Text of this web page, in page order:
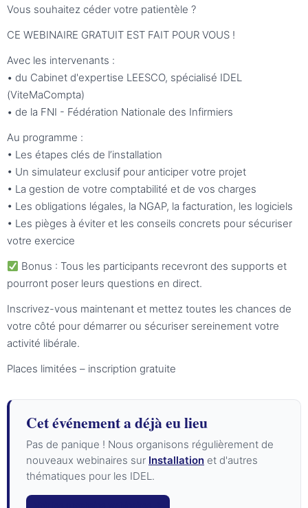
Vous souhaitez céder votre patientèle ?
CE WEBINAIRE GRATUIT EST FAIT POUR VOUS !
Avec les intervenants :
• du Cabinet d'expertise LEESCO, spécialisé IDEL
(ViteMaCompta)
• de la FNI - Fédération Nationale des Infirmiers
Au programme :
• Les étapes clés de l’installation
• Un simulateur exclusif pour anticiper votre projet
• La gestion de votre comptabilité et de vos charges
• Les obligations légales, la NGAP, la facturation, les logiciels
• Les pièges à éviter et les conseils concrets pour sécuriser
votre exercice
Bonus : Tous les participants recevront des supports et
pourront poser leurs questions en direct.
Inscrivez-vous maintenant et mettez toutes les chances de
votre côté pour démarrer ou sécuriser sereinement votre
activité libérale.
Places limitées – inscription gratuite
Cet événement a déjà eu lieu
Pas de panique ! Nous organisons régulièrement de
nouveaux webinaires sur Installation et d'autres
thématiques pour les IDEL.